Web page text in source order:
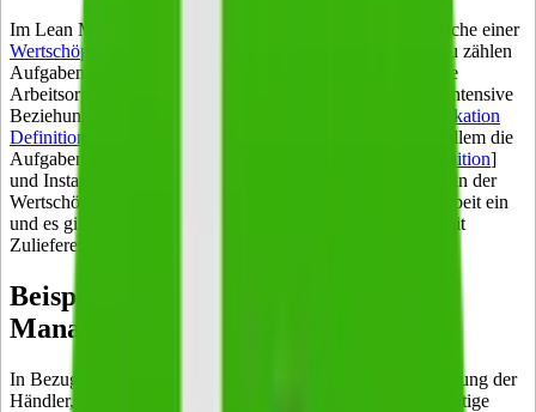
Im Lean Management werden die primären Leistungsbereiche einer
Wertschöpfungskette
dezentralisiert. Dazu zählen
Aufgaben, Kompetenzen und Verantwortungsbereiche. Die
Arbeitsorganisation erfolgt teamorientiert und es gibt sehr intensive
Beziehungen in Bezug auf die Kommunikation [
Kommunikation
Definition
] zwischen allen qualifizierten Mitgliedern. Vor allem die
Aufgaben der
[Qualitätssicherung Definition]
und Instandhaltung werden dezentralisiert. Direkte Partner in der
Wertschöpfungskette gehen eine noch engere Zusammenarbeit ein
und es gibt wichtige Kooperationen und Vereinbarungen mit
Zulieferern oder Spediteuren.
Beispiele für den Einsatz des Lean
Managements
In Bezug auf die Simultanisierung ist die informelle Vernetzung der
Händler, Zulieferer oder Spediteure zu verstehen. Eine wichtige